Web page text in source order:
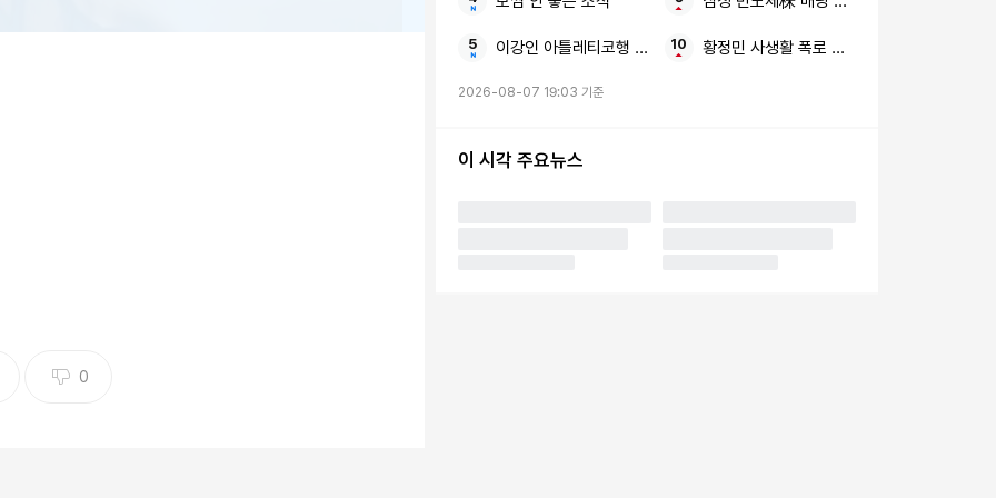
0
이강인 아틀레티코행 2023-24시즌황정민 사생활 폭로 임신 축하 전화
2026-08-07 19:03 기준
이 시각 주요뉴스